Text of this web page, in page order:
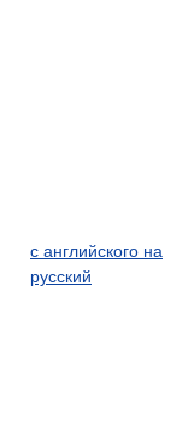
с английского на
русский